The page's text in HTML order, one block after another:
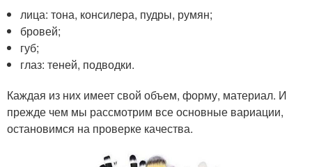
лица: тона, консилера, пудры, румян;
бровей;
губ;
глаз: теней, подводки.
Каждая из них имеет свой объем, форму, материал. И
прежде чем мы рассмотрим все основные вариации,
остановимся на проверке качества.